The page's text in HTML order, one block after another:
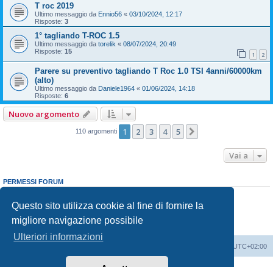
Questo sito utilizza cookie al fine di fornire la
migliore navigazione possibile
Ulteriori informazioni
T roc 2019
Ultimo messaggio da Ennio56 « 03/10/2024, 12:17
Risposte: 3
1° tagliando T-ROC 1.5
Ultimo messaggio da torelik « 08/07/2024, 20:49
Risposte: 15 1 2
Parere su preventivo tagliando T Roc 1.0 TSI 4anni/60000km
(alto)
Ultimo messaggio da Daniele1964 « 01/06/2024, 14:18
Risposte: 6
Nuovo argomento
110 argomenti 1 2 3 4 5
Vai a
PERMESSI FORUM
Non puoi
rispondere negli argomenti
Non puoimodificare i tuoi messaggi
Non puoicancellare i tuoi messaggi
Non puoi
inviare allegati
UTC+02:00